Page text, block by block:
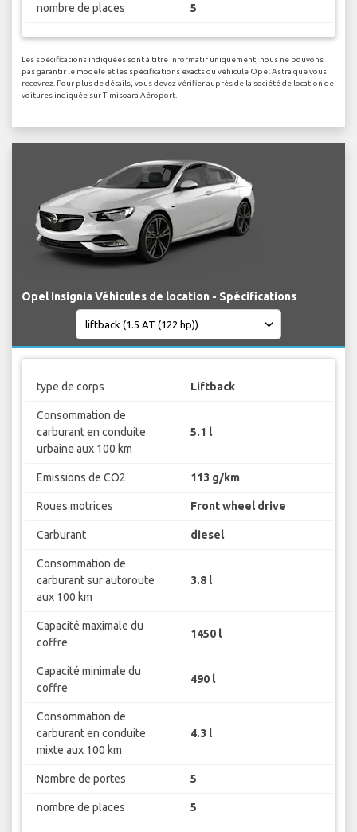
nombre de places 5
Les spécifications indiquées sont à titre informatif uniquement, nous ne pouvons
pas garantir le modèle et les spécifications exacts du véhicule Opel Astra que vous
recevrez. Pour plus de détails, vous devez vérifier auprès de la société de location de
voitures indiquée sur Timisoara Aéroport.
Opel Insignia Véhicules de location - Spécifications
type de corps Liftback
Consommation de
carburant en conduite
urbaine aux 100 km
5.1 l
Emissions de CO2 113 g/km
Roues motrices Front wheel drive
Carburant diesel
Consommation de
carburant sur autoroute
aux 100 km
3.8 l
Capacité maximale du
coffre
1450 l
Capacité minimale du
coffre
490 l
Consommation de
carburant en conduite
mixte aux 100 km
4.3 l
Nombre de portes 5
nombre de places 5